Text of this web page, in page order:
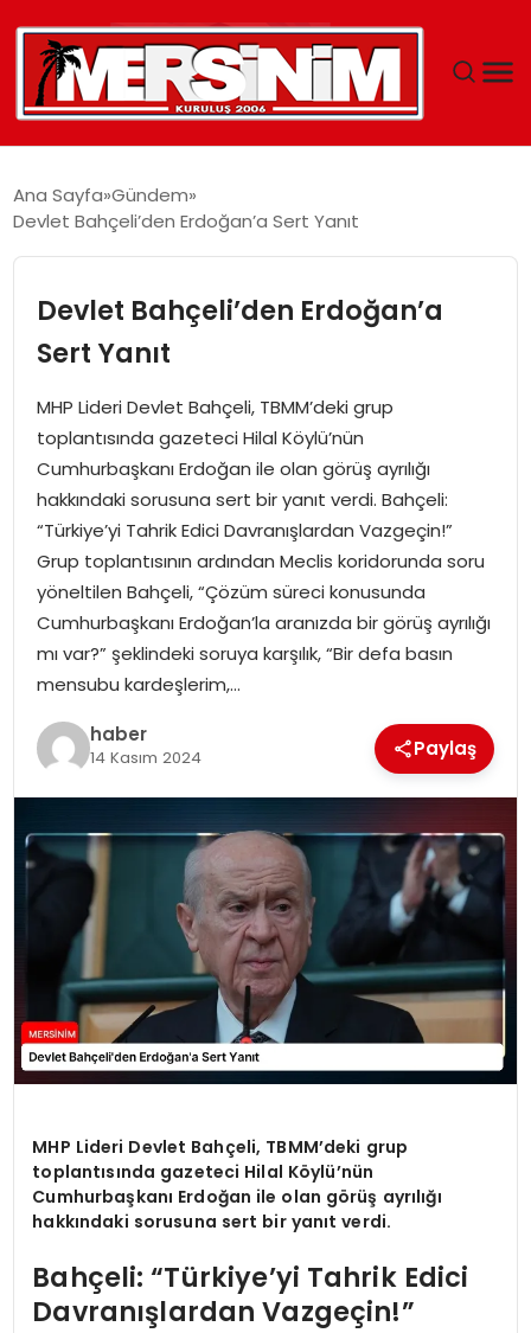
GÜNCEL
SAĞLIK
EĞITIM
SPOR
EKONOMI
MAGAZIN
DÜNYA
OTOMOBIL
Ana Sayfa Gündem
Devlet Bahçeli’den Erdoğan’a Sert Yanıt
Devlet Bahçeli’den Erdoğan’a
Sert Yanıt
MHP Lideri Devlet Bahçeli, TBMM’deki grup
toplantısında gazeteci Hilal Köylü’nün
Cumhurbaşkanı Erdoğan ile olan görüş ayrılığı
hakkındaki sorusuna sert bir yanıt verdi. Bahçeli:
“Türkiye’yi Tahrik Edici Davranışlardan Vazgeçin!”
Grup toplantısının ardından Meclis koridorunda soru
yöneltilen Bahçeli, “Çözüm süreci konusunda
Cumhurbaşkanı Erdoğan’la aranızda bir görüş ayrılığı
mı var?” şeklindeki soruya karşılık, “Bir defa basın
mensubu kardeşlerim,…
haber
14 Kasım 2024 Paylaş
MHP Lideri Devlet Bahçeli, TBMM’deki grup
toplantısında gazeteci Hilal Köylü’nün
Cumhurbaşkanı Erdoğan ile olan görüş ayrılığı
hakkındaki sorusuna sert bir yanıt verdi.
Bahçeli: “Türkiye’yi Tahrik Edici
Davranışlardan Vazgeçin!”